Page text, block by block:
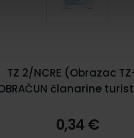
TZ 2/NCRE (Obrazac
članarine
___do ___
0,34 €